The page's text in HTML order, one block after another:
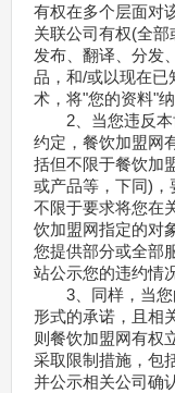
有权在多个层面对
关联公司有权(全部
发布、翻译、分发
品，和/或以现在已
术，将"您的资料"
2、当您违反
约定，餐饮加盟网
括但不限于餐饮加
或产品等，下同)，
不限于要求将您在
饮加盟网指定的对
您提供部分或全部
站公示您的违约情
3、同样，当
形式的承诺，且相
则餐饮加盟网有权
采取限制措施，包
并公示相关公司确